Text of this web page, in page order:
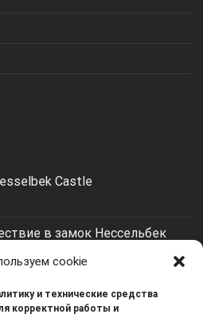
cookie
и технические средства
корректной работы и
Castle
в замок Нессельбек